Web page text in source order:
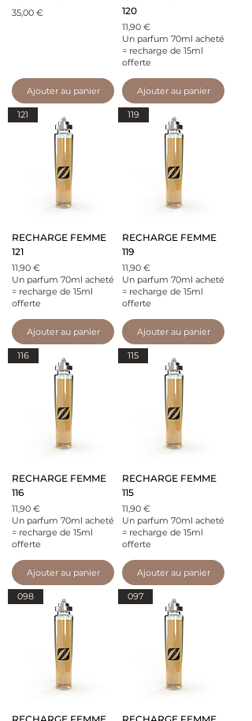
Prix
35,00 €
Ajouter au panier
120
Prix
11,90 €
Un parfum 70ml acheté
= recharge de 15ml
offerte
Ajouter au panier
121
RECHARGE FEMME
121
Prix
11,90 €
Un parfum 70ml acheté
= recharge de 15ml
offerte
Ajouter au panier
119
RECHARGE FEMME
119
Prix
11,90 €
Un parfum 70ml acheté
= recharge de 15ml
offerte
Ajouter au panier
116
RECHARGE FEMME
116
Prix
11,90 €
Un parfum 70ml acheté
= recharge de 15ml
offerte
Ajouter au panier
115
RECHARGE FEMME
115
Prix
11,90 €
Un parfum 70ml acheté
= recharge de 15ml
offerte
Ajouter au panier
098 097